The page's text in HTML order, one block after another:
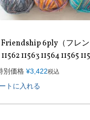
6ply（フレ
11562 11563 11564 11565
別価格 ¥3,422税込
トに入れる